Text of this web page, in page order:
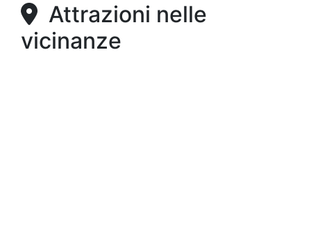
Attrazioni nelle
vicinanze